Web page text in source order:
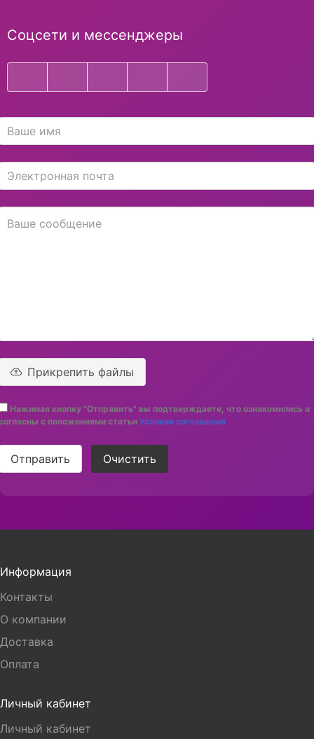
Соцсети и мессенджеры
Прикрепить файлы
Нажимая кнопку "Отправить" вы подтверждаете, что ознакомились и
с положениями статьи Условия соглашения
Отправить Очистить
Информация
Контакты
О компании
Доставка
Оплата
Личный кабинет
Личный кабинет